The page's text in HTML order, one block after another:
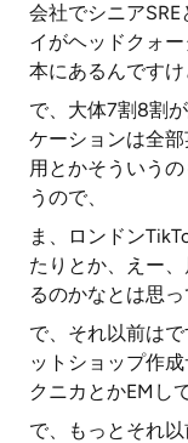
会社でシニア
イがヘッドクォ
本にあるんですけ
で、大体7割8割
ケーションは全
用とかそういう
うので、
ま、ロンドン
たりとか、えー
るのかなとは思っ
で、それ以前は
ットショップ作
クニカとかEMし
で、もっとそれ